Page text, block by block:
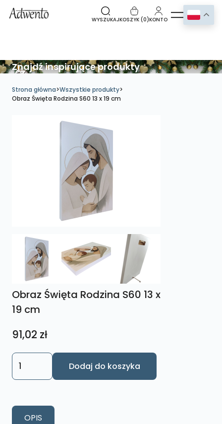
WYSZUKAJKOSZYK (0)KONTO
Znajdź inspirujące produkty
Strona główna>Wszystkie produkty>
Obraz Święta Rodzina S60 13 x 19 cm
Obraz Święta Rodzina S60 13 x
19 cm
91,02 zł
ilość
Obraz
S60
Dodaj do koszyka
OPIS